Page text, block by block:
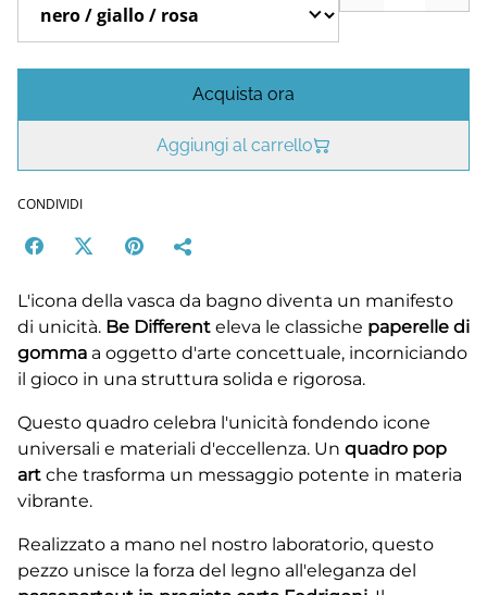
Acquista ora
Aggiungi al carrello
CONDIVIDI
L'icona della vasca da bagno diventa un manifesto
di unicità. Be Different eleva le classiche paperelle di
gomma a oggetto d'arte concettuale, incorniciando
il gioco in una struttura solida e rigorosa.
Questo quadro celebra l'unicità fondendo icone
universali e materiali d'eccellenza. Un quadro pop
art che trasforma un messaggio potente in materia
vibrante.
Realizzato a mano nel nostro laboratorio, questo
pezzo unisce la forza del legno all'eleganza del